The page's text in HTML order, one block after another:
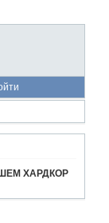
ХАРДКОР